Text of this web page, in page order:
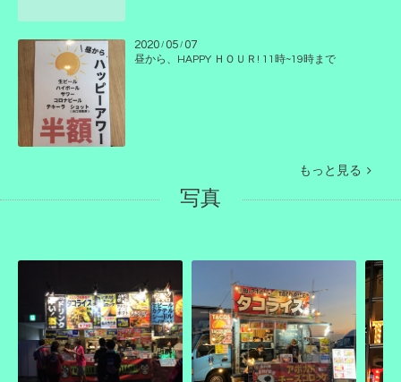
2020 / 05 / 07
昼から、HAPPY ＨＯＵＲ! 11時~19時まで
もっと見る
写真